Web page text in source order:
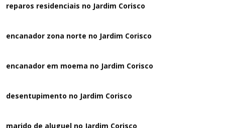
reparos residenciais no Jardim Corisco
encanador zona norte no Jardim Corisco
encanador em moema no Jardim Corisco
desentupimento no Jardim Corisco
marido de aluguel no Jardim Corisco